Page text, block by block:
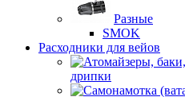
Разные
SMOK
Расходники для вейов
дрипки